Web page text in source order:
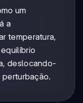
um
a
temperatura,
deslocando-
perturbação.